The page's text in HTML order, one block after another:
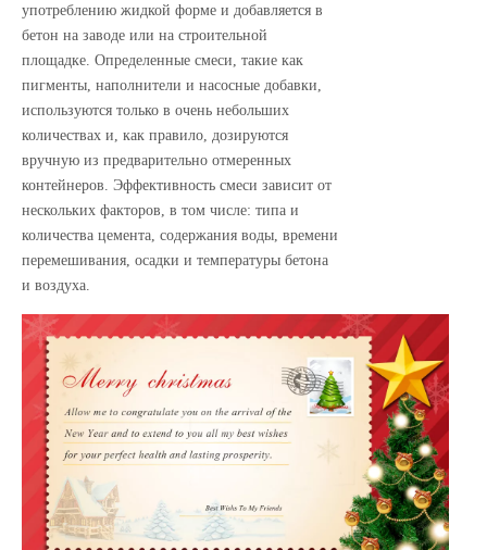
употреблению жидкой форме и добавляется в
бетон на заводе или на строительной
площадке. Определенные смеси, такие как
пигменты, наполнители и насосные добавки,
используются только в очень небольших
количествах и, как правило, дозируются
вручную из предварительно отмеренных
контейнеров. Эффективность смеси зависит от
нескольких факторов, в том числе: типа и
количества цемента, содержания воды, времени
перемешивания, осадки и температуры бетона
и воздуха.